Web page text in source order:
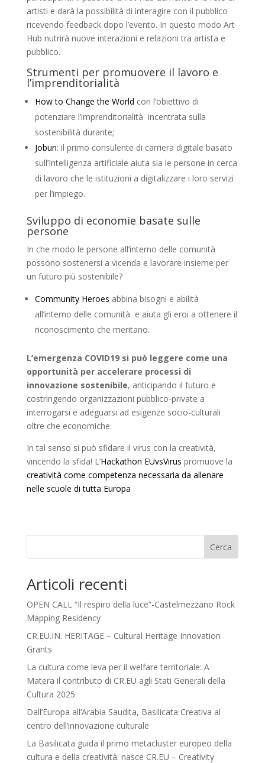
artisti e darà la possibilità di interagire con il pubblico
ricevendo feedback dopo l’evento. In questo modo Art
Hub nutrirà nuove interazioni e relazioni tra artista e
pubblico.
Strumenti per promuovere il lavoro e
l’imprenditorialità
How to Change the World con l’obiettivo di
potenziare l’imprenditorialità incentrata sulla
sostenibilità durante;
Joburi: il primo consulente di carriera digitale basato
sull’Intelligenza artificiale aiuta sia le persone in cerca
di lavoro che le istituzioni a digitalizzare i loro servizi
per l’impiego.
Sviluppo di economie basate sulle
persone
In che modo le persone all’interno delle comunità
possono sostenersi a vicenda e lavorare insieme per
un futuro più sostenibile?
Community Heroes abbina bisogni e abilità
all’interno delle comunità e aiuta gli eroi a ottenere il
riconoscimento che meritano.
L’emergenza COVID19 si può leggere come una
opportunità per accelerare processi di
innovazione sostenibile, anticipando il futuro e
costringendo organizzazioni pubblico-private a
interrogarsi e adeguarsi ad esigenze socio-culturali
oltre che economiche.
In tal senso si può sfidare il virus con la creatività,
vincendo la sfida! L’Hackathon EUvsVirus promuove la
creatività come competenza necessaria da allenare
nelle scuole di tutta Europa
Cerca
Articoli recenti
OPEN CALL “Il respiro della luce”-Castelmezzano Rock
Mapping Residency
CR.EU.IN. HERITAGE – Cultural Heritage Innovation
Grants
La cultura come leva per il welfare territoriale: A
Matera il contributo di CR.EU agli Stati Generali della
Cultura 2025
Dall’Europa all’Arabia Saudita, Basilicata Creativa al
centro dell’innovazione culturale
La Basilicata guida il primo metacluster europeo della
cultura e della creatività: nasce CR.EU – Creativity